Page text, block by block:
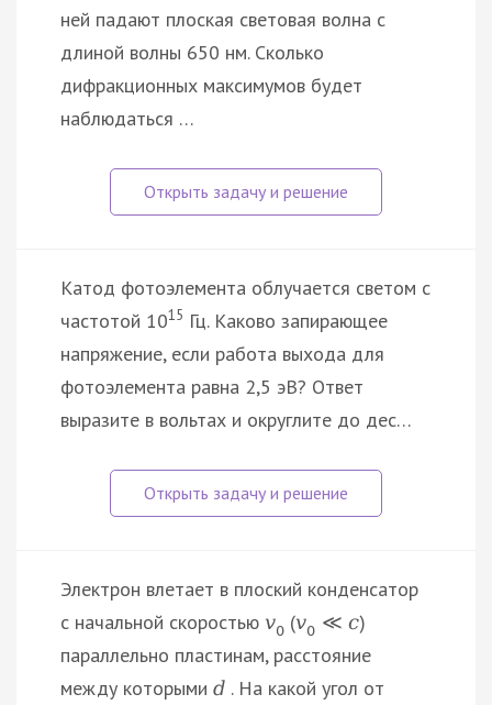
ней падают плоская световая волна с
длиной волны 650 нм. Сколько
дифракционных максимумов будет
наблюдаться …
Катод фотоэлемента облучается светом с
частотой 1015 Гц. Каково запирающее
напряжение, если работа выхода для
фотоэлемента равна 2,5 эВ? Ответ
выразите в вольтах и округлите до дес…
Электрон влетает в плоский конденсатор
с начальной скоростью v0 (v0 ≪ c)
параллельно пластинам, расстояние
между которыми d . На какой угол от